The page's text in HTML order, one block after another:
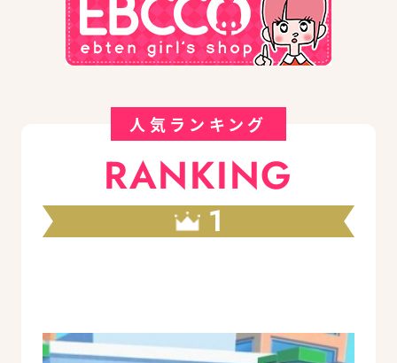
人気ランキング
RANKING
1